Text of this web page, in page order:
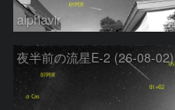
alphavir
夜半前の流星E-2 (26-08-02)